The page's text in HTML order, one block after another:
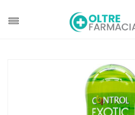
Control Linea Piacere Coppia
Gel Exotic Escape
Salute / Benessere
Control Linea Piacere Coppia
Gel Exotic Escape